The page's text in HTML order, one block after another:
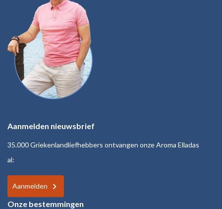
Aanmelden nieuwsbrief
35.000 Griekenlandliefhebbers ontvangen onze Aroma Elladas
al:
Aanmelden
Onze bestemmingen